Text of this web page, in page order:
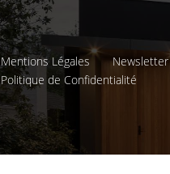
Mentions Légales Newsletter
Politique de Confidentialité